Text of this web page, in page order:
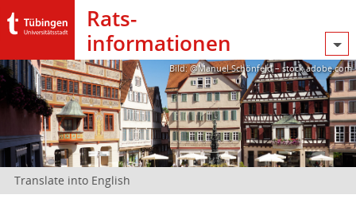
Rats­
informationen
Bild: @Manuel Schönfeld – stock.adobe.com
Translate into English